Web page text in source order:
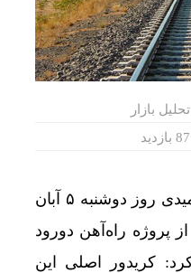
افزایش قیمت ها + جدول
همایش بین‌المللی
مسافربری چین در
کشور
مجازات آمریکایی برای
تحلیل بازار
به گزارش بازار، منصور حمیدی روز دوشنبه ۵ آبان
پروژه راه‌آهن دورود
کریدور اصلی این